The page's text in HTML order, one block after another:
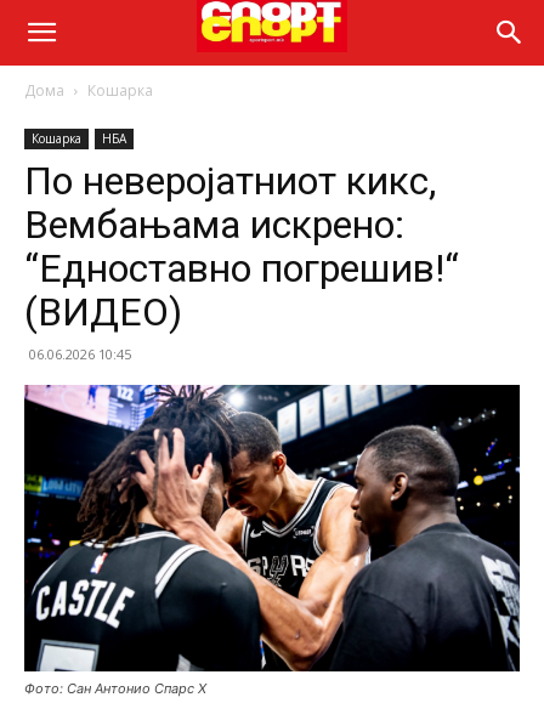
Дома Кошарка
Кошарка НБА
По неверојатниот кикс,
Вембањама искрено:
“Едноставно погрешив!“
(ВИДЕО)
06.06.2026 10:45
Фото: Сан Антонио Спарс Х